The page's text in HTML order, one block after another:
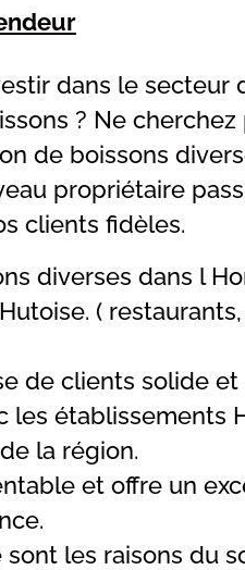
dans le secteur
? Ne
de boissons
propriétaire
clients fidèles.
diverses dans l
( restaurants,
de clients solide
les établissements
la région.
et offre un
sont les raisons du